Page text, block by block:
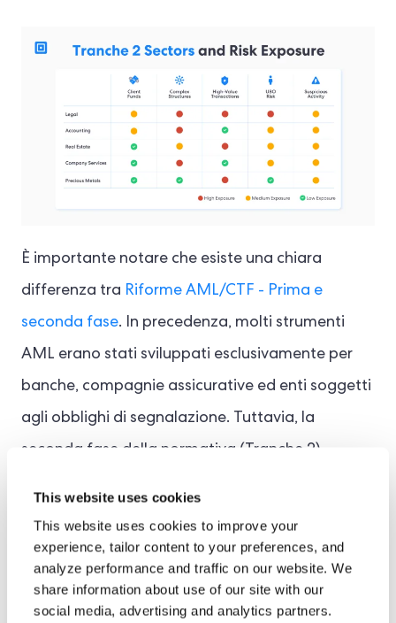
This website uses cookies
This website uses cookies to improve your
experience, tailor content to your preferences, and
analyze performance and traffic on our website. We
share information about use of our site with our
social media, advertising and analytics partners.
È importante notare che esiste una chiara
differenza tra Riforme AML/CTF - Prima e
seconda fase. In precedenza, molti strumenti
AML erano stati sviluppati esclusivamente per
banche, compagnie assicurative ed enti soggetti
agli obblighi di segnalazione. Tuttavia, la
seconda fase della normativa (Tranche 2)
questo motivo, il miglior software AML per la
seconda fase della normativa deve essere facile
da implementare, ma al contempo